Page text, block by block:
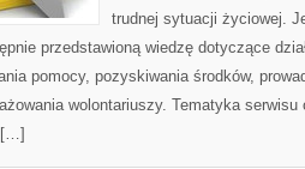
trudnej sytuacji życiowej.
przedstawioną wiedzę dotyczące
pomocy, pozyskiwania środków,
wolontariuszy. Tematyka
[…]